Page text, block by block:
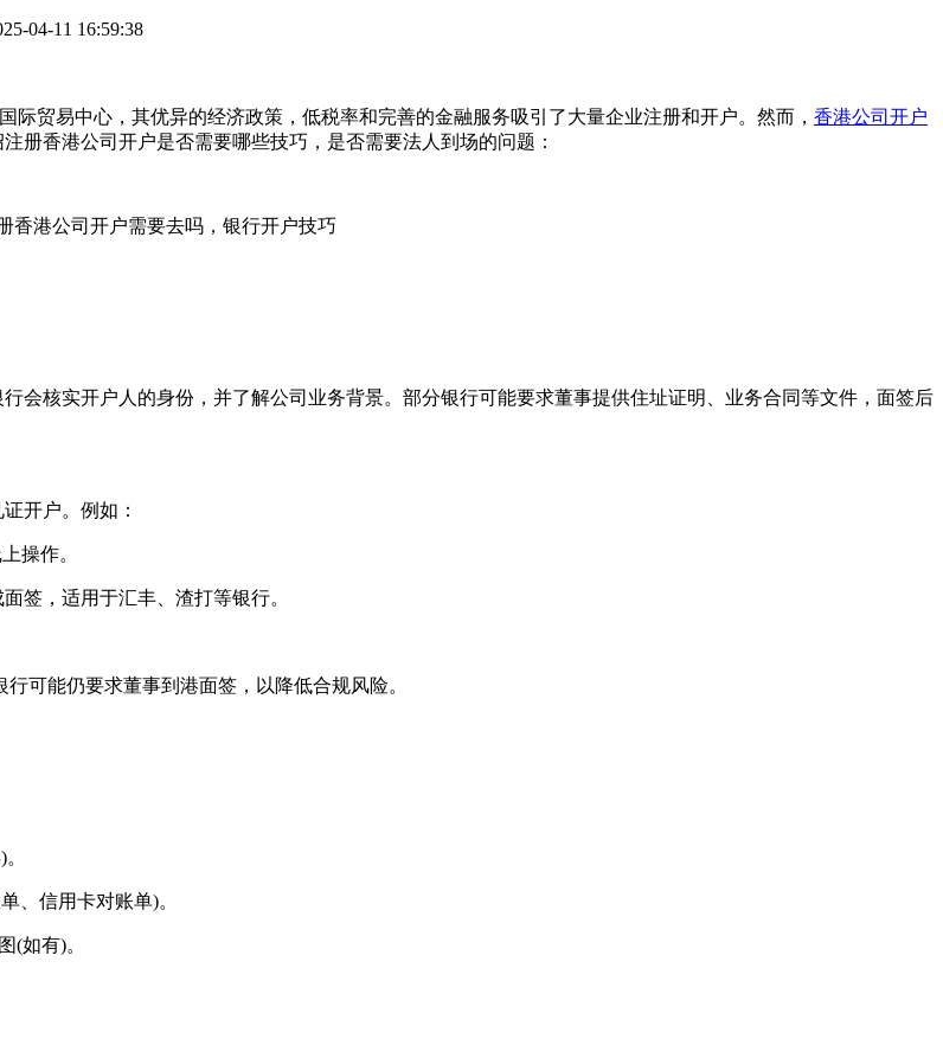
04-11 16:59:38
际贸易中心，其优异的经济政策，低税率和完善的金融服务吸引了大量企业注册和开户。然而， 香港公司开户
册香港公司开户是否需要哪些技巧，是否需要法人到场的问题：
核实开户人的身份，并了解公司业务背景。部分银行可能要求董事提供住址证明、业务合同等文件，面签后
开户。例如：
操作。
，适用于汇丰、渣打等银行。
能仍要求董事到港面签，以降低合规风险。
信用卡对账单)。
如有)。